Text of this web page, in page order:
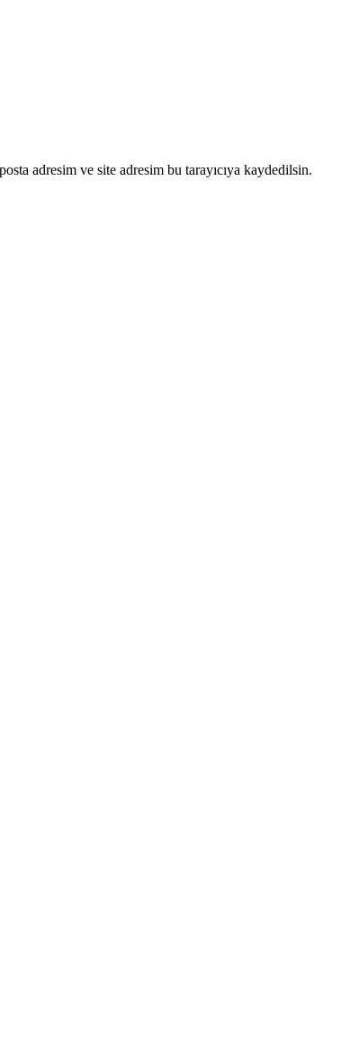
adresim ve site adresim bu tarayıcıya kaydedilsin.